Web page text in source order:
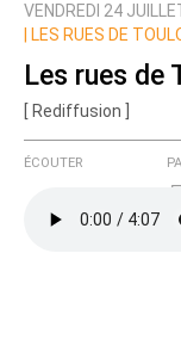
Prévenez-
VENDREDI 24
LES RUES DE
Les rues de
[ Rediffusion ]
ÉCOUTER